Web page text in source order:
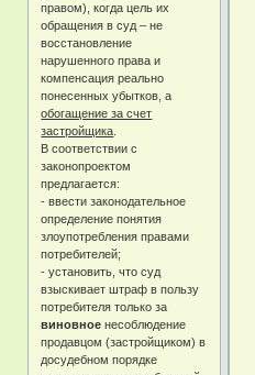
правом), когда цель их
обращения в суд – не
восстановление
нарушенного права и
компенсация реально
понесенных убытков, а
обогащение за счет
застройщика
В соответствии с
законопроектом
предлагается:
- ввести законодательное
определение понятия
злоупотребления правами
потребителей;
- установить, что суд
взыскивает штраф в пользу
потребителя только за
виновное несоблюдение
продавцом (застройщиком) в
досудебном порядке